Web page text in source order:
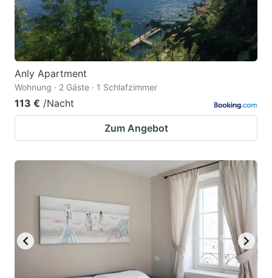
Anly Apartment
Wohnung · 2 Gäste · 1 Schlafzimmer
113 € /Nacht
Zum Angebot